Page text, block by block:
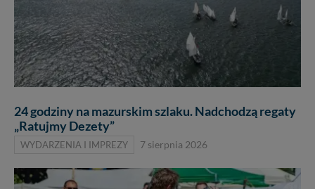
24 godziny na mazurskim szlaku. Nadchodzą regaty
„Ratujmy Dezety”
WYDARZENIA I IMPREZY 7 sierpnia 2026